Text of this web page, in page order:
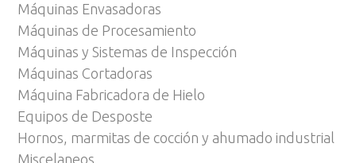
Máquinas Envasadoras
Máquinas de Procesamiento
Máquinas y Sistemas de Inspección
Máquinas Cortadoras
Máquina Fabricadora de Hielo
Equipos de Desposte
Hornos, marmitas de cocción y ahumado industrial
Miscelaneos